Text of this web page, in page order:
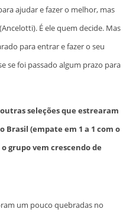
ajudar e fazer o melhor, mas
É ele quem decide. Mas
para entrar e fazer o seu
se foi passado algum prazo para
seleções que estrearam
Brasil (empate em 1 a 1 com o
grupo vem crescendo de
um pouco quebradas no